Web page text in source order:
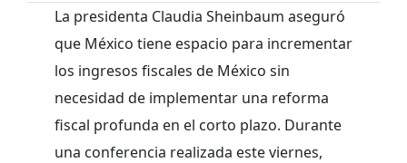
La presidenta Claudia Sheinbaum aseguró
que México tiene espacio para incrementar
los ingresos fiscales de México sin
necesidad de implementar una reforma
fiscal profunda en el corto plazo. Durante
una conferencia realizada este viernes,